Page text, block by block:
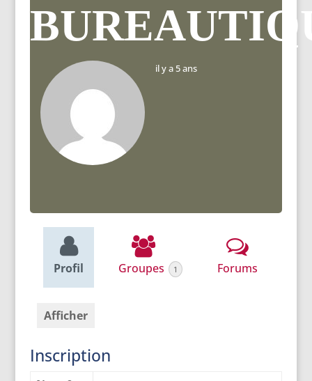
il y a 5 ans
Profil Groupes 1 Forums
Afficher
Inscription